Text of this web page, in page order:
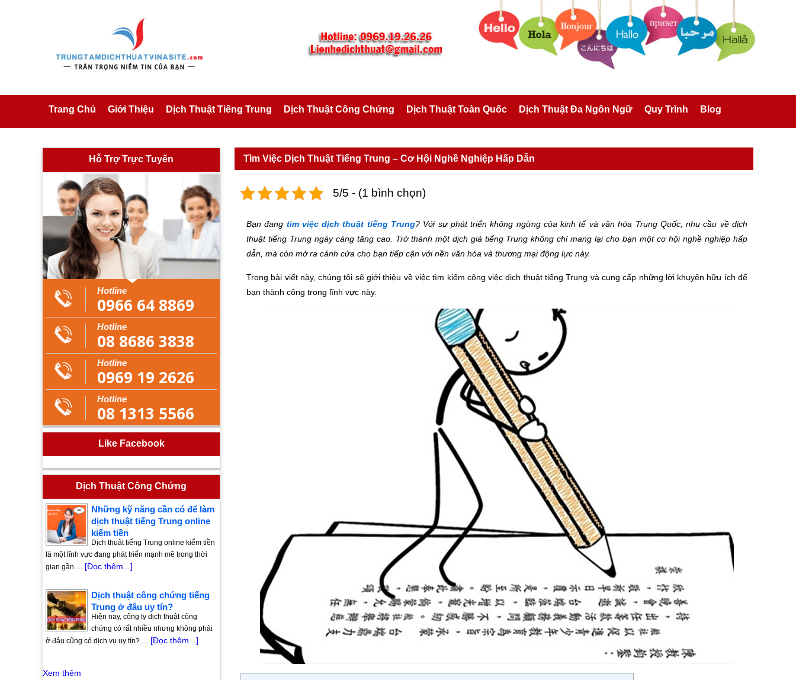
Trang Chủ Giới Thiệu Dịch Thuật Tiếng Trung Dịch Thuật Công Chứng Dịch Thuật Toàn Quốc Dịch Thuật Đa Ngôn Ngữ Quy Trình Blog
Tìm Việc Dịch Thuật Tiếng Trung – Cơ Hội Nghề Nghiệp Hấp Dẫn
5/5 - (1 bình chọn)
Bạn đang tìm việc dịch thuật tiếng Trung? Với sự phát triển không ngừng của kinh tế và văn hóa Trung Quốc, nhu cầu về dịch
thuật tiếng Trung ngày càng tăng cao. Trở thành một dịch giả tiếng Trung không chỉ mang lại cho bạn một cơ hội nghề nghiệp hấp
dẫn, mà còn mở ra cánh cửa cho bạn tiếp cận với nền văn hóa và thương mại động lực này.
Trong bài viết này, chúng tôi sẽ giới thiệu về việc tìm kiếm công việc dịch thuật tiếng Trung và cung cấp những lời khuyên hữu ích để
bạn thành công trong lĩnh vực này.
Hỗ Trợ Trực Tuyến
Hotline
0966 64 8869
Hotline
08 8686 3838
Hotline
0969 19 2626
Hotline
08 1313 5566
Like Facebook
Dịch Thuật Công Chứng
Những kỹ năng cần có để làm
dịch thuật tiếng Trung online
kiếm tiền
Dịch thuật tiếng Trung online kiếm tiền
là một lĩnh vực đang phát triển mạnh mẽ trong thời
gian gần … [Đọc thêm...]
Dịch thuật công chứng tiếng
Trung ở đâu uy tín?
Hiện nay, công ty dịch thuật công
chứng có rất nhiều nhưng không phải
ở đâu cũng có dịch vụ uy tín? … [Đọc thêm...]
Xem thêm